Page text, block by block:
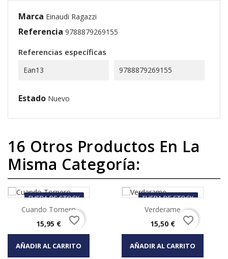
Marca Einaudi Ragazzi
Referencia 9788879269155
Referencias específicas
Ean13 9788879269155
Estado Nuevo
16 Otros Productos En La
Misma Categoría:
FUERA DE STOCK
Cuando Tornero
Precio
15,95 €
AÑADIR AL CARRITO
favorite_border
FUERA DE STOCK
Verderame
Precio
15,50 €
AÑADIR AL CARRITO
favorite_border